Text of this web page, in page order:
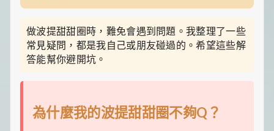
做波提甜甜圈時，難免會遇到問題。我整理了一些
常見疑問，都是我自己或朋友碰過的。希望這些解
答能幫你避開坑。
為什麼我的波提甜甜圈不夠Q？